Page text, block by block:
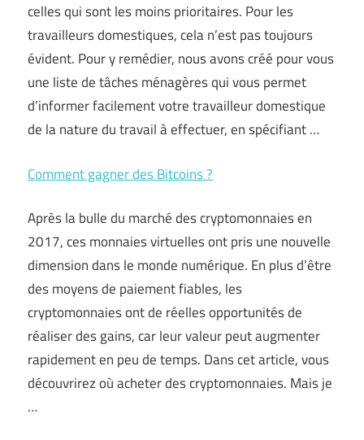
celles qui sont les moins prioritaires. Pour les
travailleurs domestiques, cela n’est pas toujours
évident. Pour y remédier, nous avons créé pour vous
une liste de tâches ménagères qui vous permet
d’informer facilement votre travailleur domestique
de la nature du travail à effectuer, en spécifiant …
Comment gagner des Bitcoins ?
Après la bulle du marché des cryptomonnaies en
2017, ces monnaies virtuelles ont pris une nouvelle
dimension dans le monde numérique. En plus d’être
des moyens de paiement fiables, les
cryptomonnaies ont de réelles opportunités de
réaliser des gains, car leur valeur peut augmenter
rapidement en peu de temps. Dans cet article, vous
découvrirez où acheter des cryptomonnaies. Mais je
…